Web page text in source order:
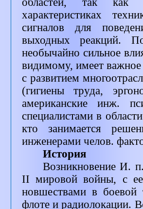
характеристиках
сигналов для
выходных реакций.
необычайно сильное
видимому, имеет важное
с развитием
(гигиены труда,
американские инж.
специалистами в
кто занимается
инженерами челов.
История
Возникновение И.
II мировой войны, с
новшествами в боевой
флоте и радиолокации.